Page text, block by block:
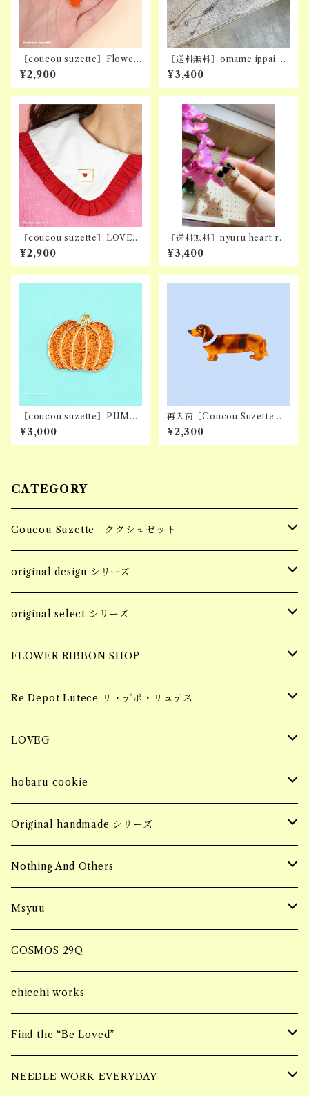
［coucou suzette］Flower
pot pin
¥2,900
［送料無料］omame ippai ne
cklace (stainless )
¥3,400
［coucou suzette］LOVE L
ETTER PINS
¥2,900
［送料無料］nyuru heart rin
g
¥3,400
［coucou suzette］PUMP
KIN PIN
¥3,000
再入荷［Coucou Suzette］
DACHSHUND HAIR CLIP
¥2,300
CATEGORY
Coucou Suzette ククシュゼット
Hair Clip ヘアクリップ
Socks 靴下
Pins ピンバッジ
Hair Claw ヘアクロー
BIG HAIR CLAW 大きいヘアクロー
MINI HAIR CLAW 小さいヘアクロー
Barrette バレッタ
ornament オーナメント
original design シリーズ
accessory
piercing
earring
apparel
tops
souvenir
original select シリーズ
accessory
piercing
earring
bracelet
apparel
tops
bottoms
Candle
Fragrance Pouch
socks
soy meat gift pack
ブロックタイプ
フィレタイプ
FLOWER RIBBON SHOP
お花柄ステッカー
Re Depot Lutece リ・デポ・リュテス
コッドシートBOX
Sサイズ
Mサイズ
コッドシートTRAY
MASK CODE
パーソナルエフェクトBAG
マルシェBAG
ブランケット巾着BAG
ブランケットケースBAG
ニーハイBAG
ショルダーBAG
LOVEG
soy meat gift pack
ブロックタイプ
フィレタイプ
seasonning sauce
HERB & SPICE
hobaru cookie
hobaru アソート
マンゴーグラノーラ
Original handmade シリーズ
Handmade pierce
Nothing And Others
Accessory
Bangle
Bracelet
Msyuu
ring
piercing
Bracelet
Earring
COSMOS 29Q
chicchi works
Find the “Be Loved”
wall hangging vase
NEEDLE WORK EVERYDAY